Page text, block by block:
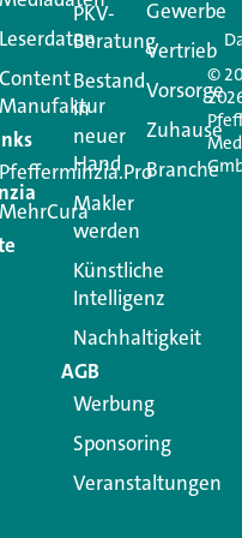
Sie einen
Adresse wird nicht
Felder sind mit
Leserdaten
Content
Manufaktur
Pfefferminzia.Pro
MehrCura
PKV-
Beratung
Bestand
in
neuer
Hand
Makler
werden
Künstliche
Intelligenz
Nachhaltigkeit
AGB
Werbung
Sponsoring
Veranstaltungen
Gewerbe
Vertrieb
Vorsorge
Zuhause
Branche
©